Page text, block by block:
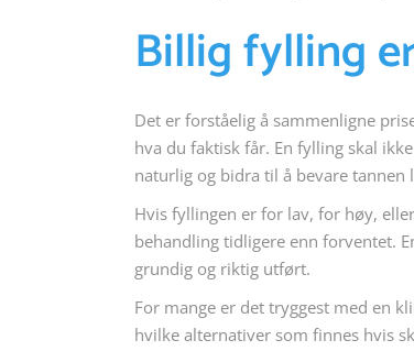
Billig fylling
Det er forståelig å sammenligne
hva du faktisk får. En fylling skal
naturlig og bidra til å bevare tannen
Hvis fyllingen er for lav, for høy,
behandling tidligere enn forventet.
grundig og riktig utført.
For mange er det tryggest med en
hvilke alternativer som finnes hvis